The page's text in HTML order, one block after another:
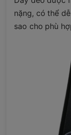
nặng, có thể
sao cho phù